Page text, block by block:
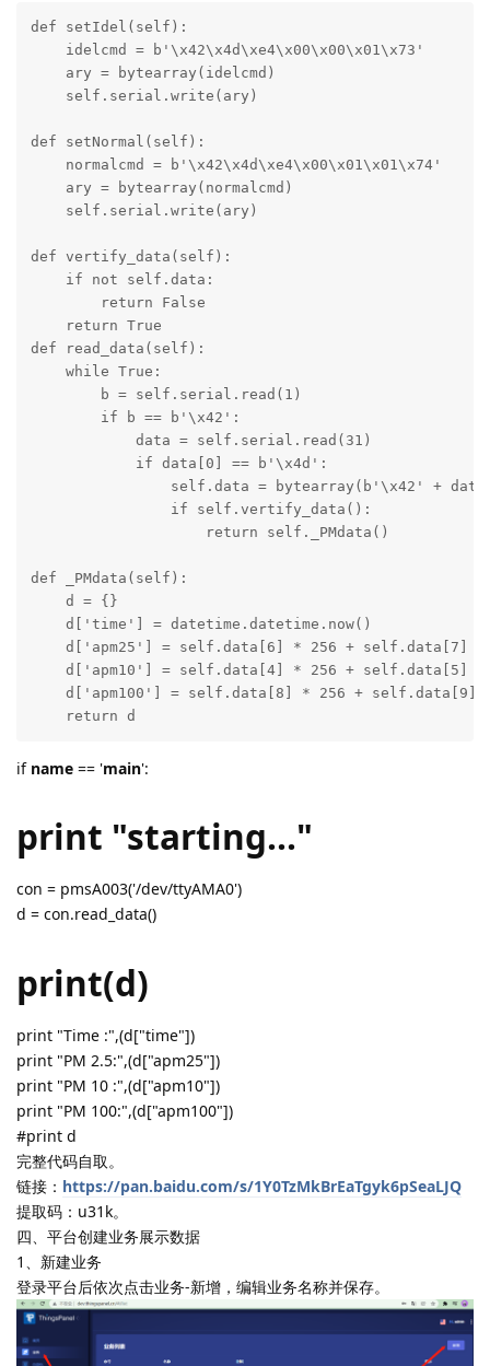
def setIdel(self):
    idelcmd = b'\x42\x4d\xe4\x00\x00\x01\x73'
    ary = bytearray(idelcmd)
    self.serial.write(ary)
def setNormal(self):
    normalcmd = b'\x42\x4d\xe4\x00\x01\x01\x74'
    ary = bytearray(normalcmd)
    self.serial.write(ary)
def vertify_data(self):
    if not self.data:
        return False
    return True
def read_data(self):
    while True:
        b = self.serial.read(1)
        if b == b'\x42':
            data = self.serial.read(31)
            if data[0] == b'\x4d':
self.data = bytearray(b'\x42' +
                if self.vertify_data():
                    return self._PMdata()
def _PMdata(self):
    d = {}
    d['time'] = datetime.datetime.now()
    d['apm25'] = self.data[6] * 256 + self.data[7]
    d['apm10'] = self.data[4] * 256 + self.data[5]
    d['apm100'] = self.data[8] * 256 + self.data[9]
    return d
if name == 'main':
print "starting..."
con = pmsA003('/dev/ttyAMA0')
d = con.read_data()
print(d)
print "Time :",(d["time"])
print "PM 2.5:",(d["apm25"])
print "PM 10 :",(d["apm10"])
print "PM 100:",(d["apm100"])
#print d
完整代码自取。
链接： https://pan.baidu.com/s/1Y0TzMkBrEaTgyk6pSeaLJQ
提取码：u31k。
四、平台创建业务展示数据
1、新建业务
登录平台后依次点击业务-新增，编辑业务名称并保存。